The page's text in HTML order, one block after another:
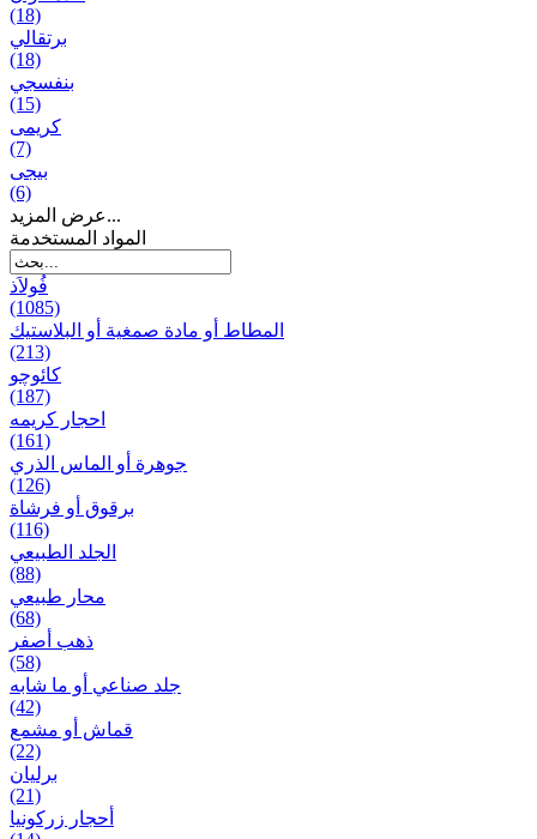
(18)
برتقالي
(18)
بنفسجي
(15)
کریمی
(7)
بيجی
(6)
عرض المزيد...
المواد المستخدمة
فُولاَذ
(1085)
المطاط أو مادة صمغية أو البلاستيك
(213)
کائوچو
(187)
احجار کریمه
(161)
جوهرة أو الماس الذري
(126)
برقوق أو فرشاة
(116)
الجلد الطبيعي
(88)
محار طبيعي
(68)
ذهب أصفر
(58)
جلد صناعي أو ما شابه
(42)
قماش أو مشمع
(22)
برلیان
(21)
أحجار زركونيا